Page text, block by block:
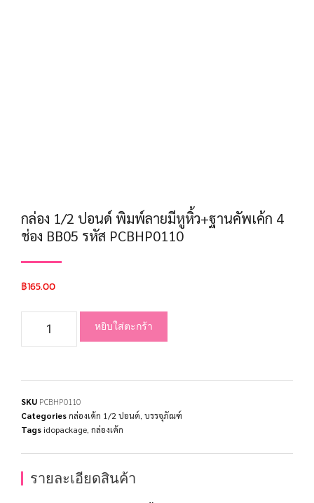
กล่อง 1/2 ปอนด์ พิมพ์ลายมีหูหิ้ว+ฐานคัพเค้ก 4
ช่อง BB05 รหัส PCBHP0110
฿165.00
หยิบใส่ตะกร้า
SKU PCBHP0110
Categoriesกล่องเค้ก 1/2 ปอนด์ บรรจุภัณฑ์
Tags idopackage กล่องเค้ก
รายละเอียดสินค้า